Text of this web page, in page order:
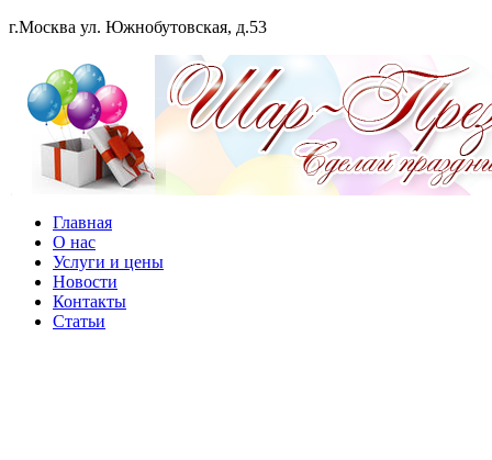
г.Москва ул. Южнобутовская, д.53
Главная
О нас
Услуги и цены
Новости
Контакты
Статьи